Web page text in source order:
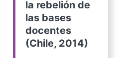
la rebelión de
las bases
docentes
(Chile, 2014)